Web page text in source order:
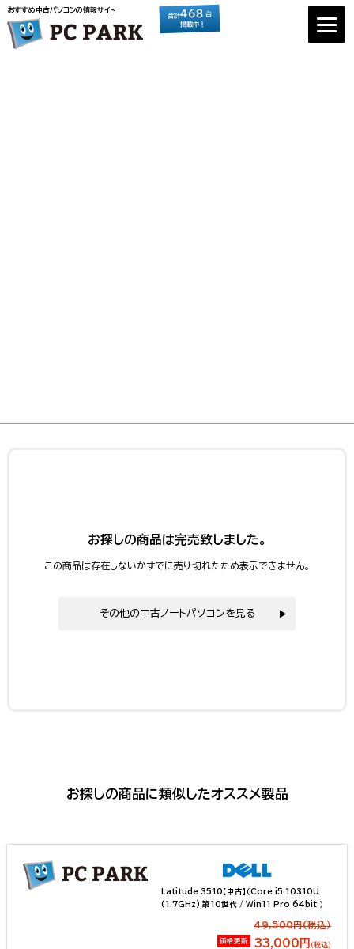
おすすめ中古パソコンの情報サイト
合計468 台
掲載中！
お探しの商品は完売致しました。
この商品は存在しないかすでに売り切れたため表示できません。
その他の中古ノートパソコンを見る
お探しの商品に類似したオススメ製品
Latitude 3510【中古】（Core i5 10310U
(1.7GHz) 第10世代 / Win11 Pro 64bit ）
49,500円(税込）
価格更新 33,000円 （税込）